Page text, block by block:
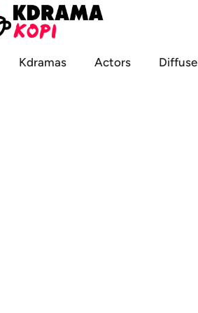
Kdramas Actors